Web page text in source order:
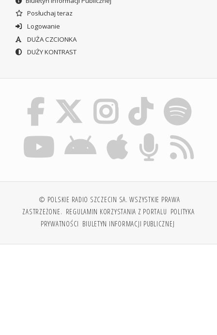
Posłuchaj teraz
Logowanie
DUŻA CZCIONKA
DUŻY KONTRAST
© POLSKIE RADIO SZCZECIN SA. WSZYSTKIE PRAWA
ZASTRZEŻONE. REGULAMIN KORZYSTANIA Z PORTALU POLITYKA
PRYWATNOŚCI BIULETYN INFORMACJI PUBLICZNEJ